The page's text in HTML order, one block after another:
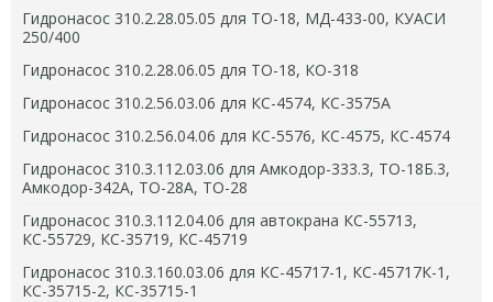
Гидронасос 310.2.28.05.05 для ТО-18, МД-433-00, КУАСИ
250/400
Гидронасос 310.2.28.06.05 для ТО-18, КО-318
Гидронасос 310.2.56.03.06 для КС-4574, КС-3575А
Гидронасос 310.2.56.04.06 для КС-5576, КС-4575, КС-4574
Гидронасос 310.3.112.03.06 для Амкодор-333.3, ТО-18Б.3,
Амкодор-342А, ТО-28А, ТО-28
Гидронасос 310.3.112.04.06 для автокрана КС-55713,
КС-55729, КС-35719, КС-45719
Гидронасос 310.3.160.03.06 для КС-45717-1, КС-45717К-1,
КС-35715-2, КС-35715-1